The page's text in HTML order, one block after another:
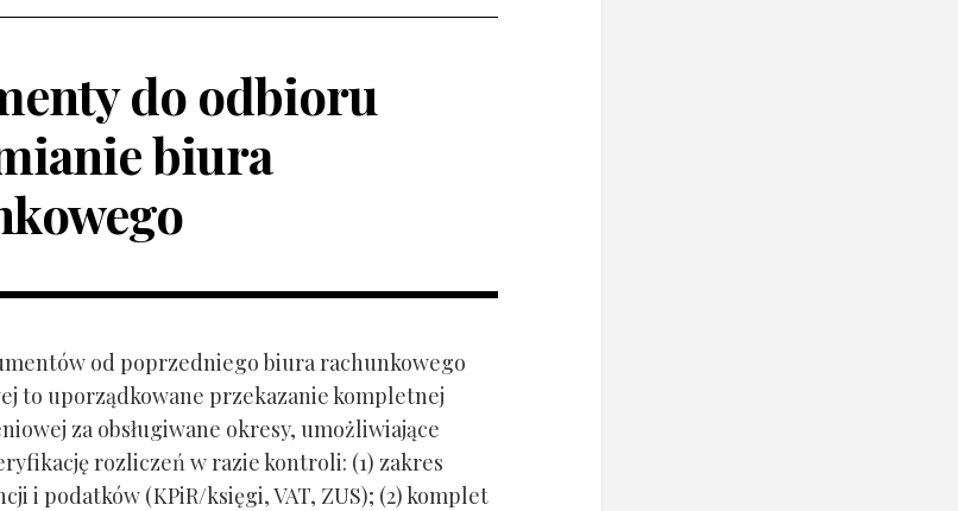
do odbioru
biura
od poprzedniego biura rachunkowego
to uporządkowane przekazanie kompletnej
za obsługiwane okresy, umożliwiające
rozliczeń w razie kontroli: (1) zakres
i podatków (KPiR/księgi, VAT, ZUS); (2) komplet